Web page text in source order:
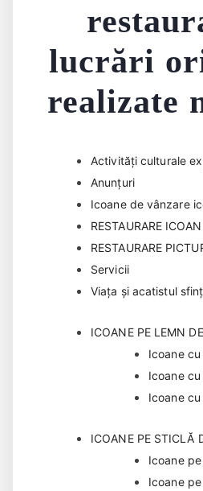
lucrări
realizate
Activități culturale
Anunțuri
Icoane de vânzare
RESTAURARE
RESTAURARE
Servicii
Viața și acatistul
ICOANE PE LEMN
Icoane
Icoane
Icoane
ICOANE PE STICLĂ
Icoane
Icoane